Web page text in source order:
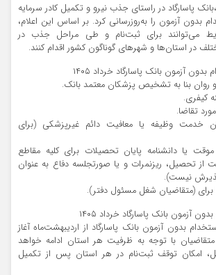
پاسارگاد در راستای جذب نیرو و تکمیل کادر سرمایه
بدون آزمون را به‌روزرسانی کرد. بر اساس این اعلام،
می‌توانند برای ثبت‌نام و طی مراحل جذب در
در استان‌ها و شهرهای گوناگون کشور اقدام کنند.
آزمون بانک پاسارگاد خرداد ۱۴۰۵
خدمت وظیفه یا معافیت دائم غیرپزشکی (برای
موقت یا دانشنامه پایان تحصیلات برای کلیه مقاطع
از تحصیل، ریزنمرات و یا صورتجلسه دفاع به عنوان
نیست).
آزمون بانک پاسارگاد خرداد ۱۴۰۵
بدون آزمون بانک پاسارگاد از اردیبهشت‌ماه آغاز
با توجه به ظرفیت هر استان ادامه خواهد
امکان توقف ثبت‌نام در هر استان پس از تکمیل